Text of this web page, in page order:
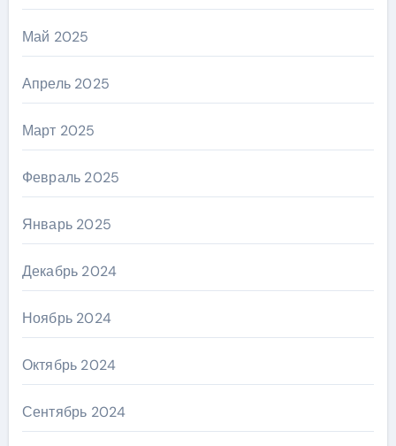
Май 2025
Апрель 2025
Март 2025
Февраль 2025
Январь 2025
Декабрь 2024
Ноябрь 2024
Октябрь 2024
Сентябрь 2024